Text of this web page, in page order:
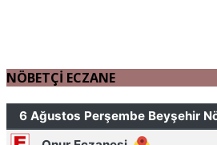
NÖBETÇİ ECZANE